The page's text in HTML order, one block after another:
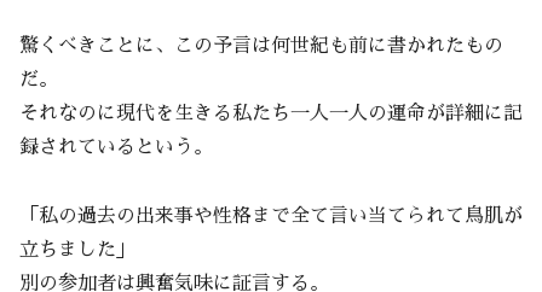
驚くべきことに、この予言は何世紀も前に書かれたもの
だ。
それなのに現代を生きる私たち一人一人の運命が詳細に記
録されているという。
「私の過去の出来事や性格まで全て言い当てられて鳥肌が
立ちました」
別の参加者は興奮気味に証言する。